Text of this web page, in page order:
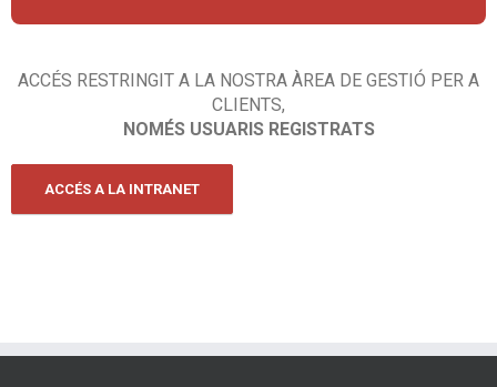
ACCÉS RESTRINGIT A LA NOSTRA ÀREA DE GESTIÓ PER A
CLIENTS,
NOMÉS USUARIS REGISTRATS
ACCÉS A LA INTRANET